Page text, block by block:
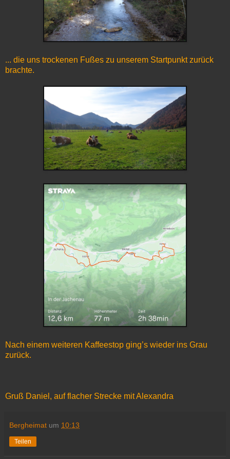
... die uns trockenen Fußes zu unserem Startpunkt zurück
brachte.
Nach einem weiteren Kaffeestop ging’s wieder ins Grau
zurück.
Gruß Daniel, auf flacher Strecke mit Alexandra
Bergheimat um 10:13
Teilen